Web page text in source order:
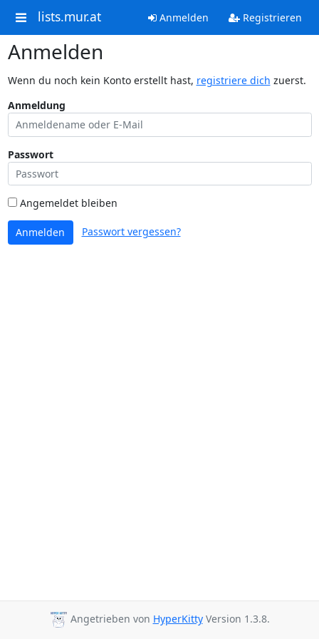
lists.mur.at Anmelden Registrieren
Anmelden
Wenn du noch kein Konto erstellt hast, registriere dich zuerst.
Anmeldung
Passwort
Angemeldet bleiben
Anmelden Passwort vergessen?
Angetrieben von HyperKittyVersion 1.3.8.